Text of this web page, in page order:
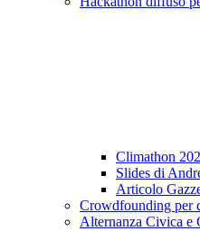
Climathon
Slides di
Articolo
Crowdfounding per
Alternanza Civica e